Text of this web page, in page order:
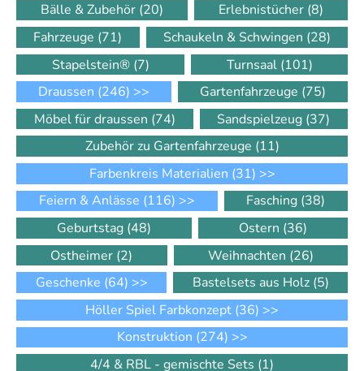
Bälle & Zubehör (20) Erlebnistücher (8)
Fahrzeuge (71) Schaukeln & Schwingen (28)
Stapelstein® (7) Turnsaal (101)
Draussen (246) >> Gartenfahrzeuge (75)
Möbel für draussen (74) Sandspielzeug (37)
Zubehör zu Gartenfahrzeuge (11)
Farbenkreis Materialien (31) >>
Feiern & Anlässe (116) >> Fasching (38)
Geburtstag (48) Ostern (36)
Ostheimer (2) Weihnachten (26)
Geschenke (64) >> Bastelsets aus Holz (5)
Höller Spiel Farbkonzept (36) >>
Konstruktion (274) >>
4/4 & RBL - gemischte Sets (1)